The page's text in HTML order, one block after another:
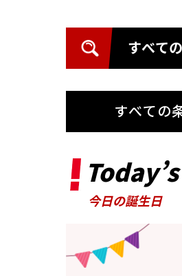
すべて
すべての
今日の誕生日